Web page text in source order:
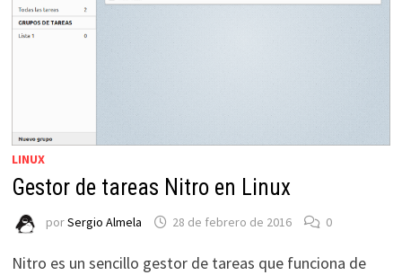
LINUX
Gestor de tareas Nitro en Linux
porSergio Almela 28 de febrero de 2016 0
Nitro es un sencillo gestor de tareas que funciona de